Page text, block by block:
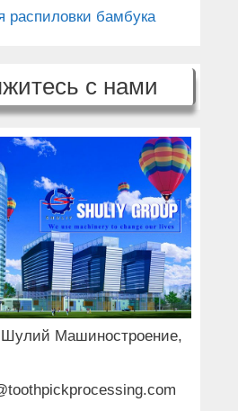
распиловки бамбука
с нами
Машиностроение,